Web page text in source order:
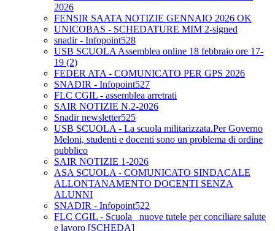
2026
FENSIR SAATA NOTIZIE GENNAIO 2026 OK
UNICOBAS - SCHEDATURE MIM 2-signed
snadir - Infopoint528
USB SCUOLA Assemblea online 18 febbraio ore 17-
19 (2)
FEDER ATA - COMUNICATO PER GPS 2026
SNADIR - Infopoint527
FLC CGIL - assemblea arretrati
SAIR NOTIZIE N.2-2026
Snadir newsletter525
USB SCUOLA - La scuola militarizzata.Per Governo
Meloni, studenti e docenti sono un problema di ordine
pubblico
SAIR NOTIZIE 1-2026
ASA SCUOLA - COMUNICATO SINDACALE
ALLONTANAMENTO DOCENTI SENZA
ALUNNI
SNADIR - Infopoint522
FLC CGIL - Scuola_ nuove tutele per conciliare salute
e lavoro [SCHEDA]